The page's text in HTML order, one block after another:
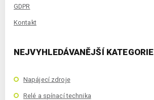
GDPR
Kontakt
NEJVYHLEDÁVANĚJŠÍ KATEGORIE
Napájecí zdroje
Relé a spínací technika